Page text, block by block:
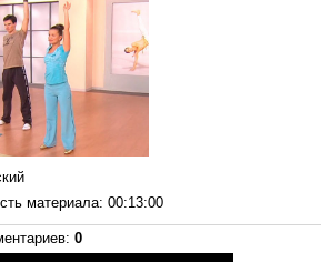
материала: 00:13:00
: 0